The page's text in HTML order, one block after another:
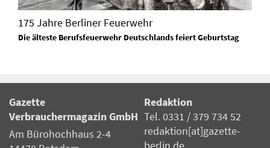
175 Jahre Berliner Feuerwehr
Die älteste Berufsfeuerwehr Deutschlands feiert Geburtstag
Gazette
Verbrauchermagazin GmbH
Am Bürohochhaus 2-4
Redaktion
Tel. 0331 / 379 734 52
redaktion[at]gazette-